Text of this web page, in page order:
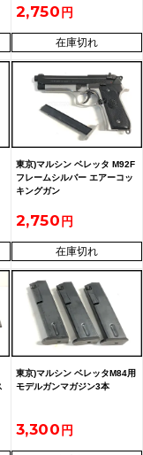
2,750
在庫切れ
東京)マルシン ベレッタ M92F
フレームシルバー エアーコッ
キングガン
2,750
在庫切れ
東京)マルシン ベレッタM84用
モデルガンマガジン3本
3,300